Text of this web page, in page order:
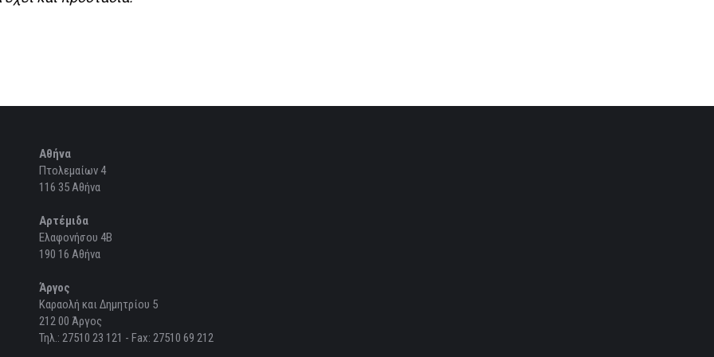
Αθήνα
Πτολεμαίων 4
116 35 Αθήνα
Αρτέμιδα
Ελαφονήσου 4Β
190 16 Αθήνα
Άργος
Καραολή και Δημητρίου 5
212 00 Άργος
Τηλ.: 27510 23 121 - Fax: 27510 69 212